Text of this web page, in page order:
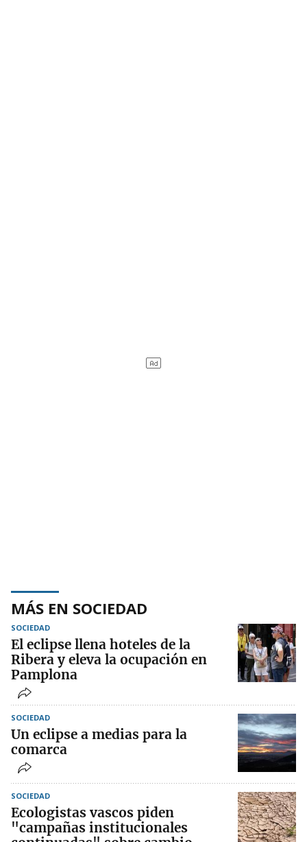
MÁS EN SOCIEDAD
SOCIEDAD
El eclipse llena hoteles de la
Ribera y eleva la ocupación en
Pamplona
SOCIEDAD
Un eclipse a medias para la
comarca
SOCIEDAD
Ecologistas vascos piden
"campañas institucionales